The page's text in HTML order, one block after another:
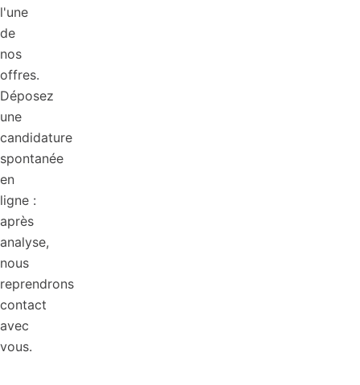
l'une
de
nos
offres.
Déposez
une
candidature
spontanée
en
ligne :
après
analyse,
nous
reprendrons
contact
avec
vous.